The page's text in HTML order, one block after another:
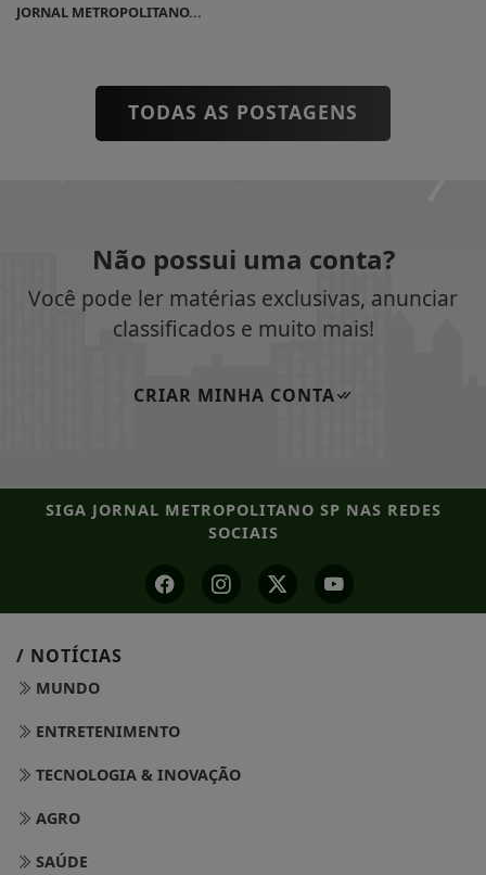
JORNAL METROPOLITANO...
TODAS AS POSTAGENS
Não possui uma conta?
Você pode ler matérias exclusivas, anunciar
classificados e muito mais!
CRIAR MINHA CONTA
SIGA JORNAL METROPOLITANO SP NAS REDES
SOCIAIS
/ NOTÍCIAS
MUNDO
ENTRETENIMENTO
TECNOLOGIA & INOVAÇÃO
AGRO
SAÚDE